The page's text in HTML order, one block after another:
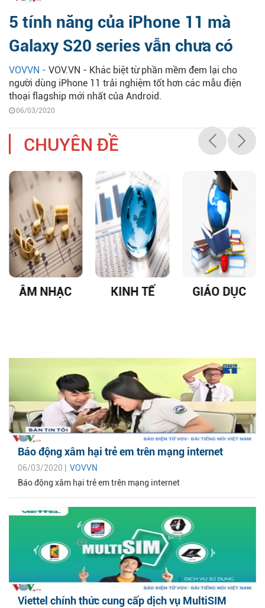
5 tính năng của iPhone 11 mà
Galaxy S20 series vẫn chưa có
VOVVN - VOV.VN - Khác biệt từ phần mềm đem lại cho
người dùng iPhone 11 trải nghiệm tốt hơn các mẫu điện
thoại flagship mới nhất của Android.
06/03/2020
CHUYÊN ĐỀ
ÂM NHẠC KINH TẾ GIÁO DỤC
Báo động xâm hại trẻ em trên mạng internet
06/03/2020 | VOVVN
Báo động xâm hại trẻ em trên mạng internet
Viettel chính thức cung cấp dịch vụ MultiSIM